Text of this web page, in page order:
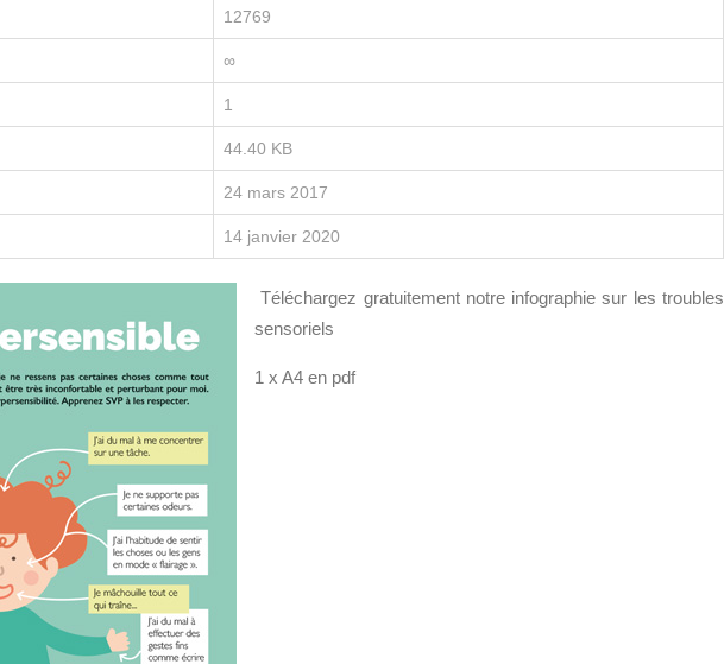
12769
∞
1
44.40 KB
24 mars 2017
14 janvier 2020
Téléchargez gratuitement notre infographie sur les troubles
sensoriels
1 x A4 en pdf